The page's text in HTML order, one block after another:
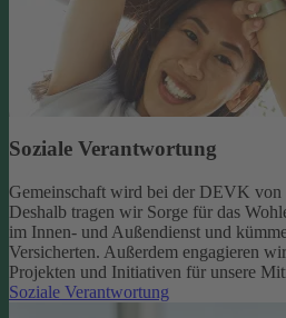
Soziale Verantwortung
Gemeinschaft wird bei der DEVK von
Deshalb tragen wir Sorge für das
im Innen- und Außendienst und
Versicherten. Außerdem engagieren
Projekten und Initiativen für unsere
Soziale Verantwortung